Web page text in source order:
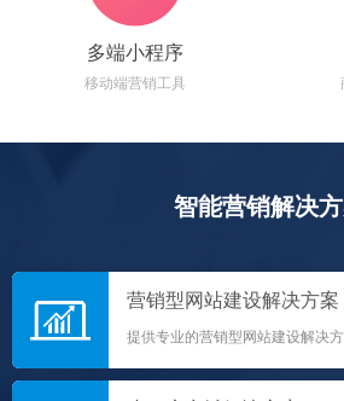
多端小程序
移动端营销工具
智能营销解决
营销型网站建设解决方案
提供专业的营销型网站建设解决